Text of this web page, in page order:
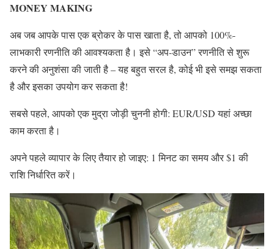
MONEY MAKING
अब जब आपके पास एक ब्रोकर के पास खाता है, तो आपको 100%-
लाभकारी रणनीति की आवश्यकता है। इसे “अप-डाउन” रणनीति से शुरू
करने की अनुशंसा की जाती है – यह बहुत सरल है, कोई भी इसे समझ सकता
है और इसका उपयोग कर सकता है!
सबसे पहले, आपको एक मुद्रा जोड़ी चुननी होगी: EUR/USD यहां अच्छा
काम करता है।
अपने पहले व्यापार के लिए तैयार हो जाइए: 1 मिनट का समय और $1 की
राशि निर्धारित करें।